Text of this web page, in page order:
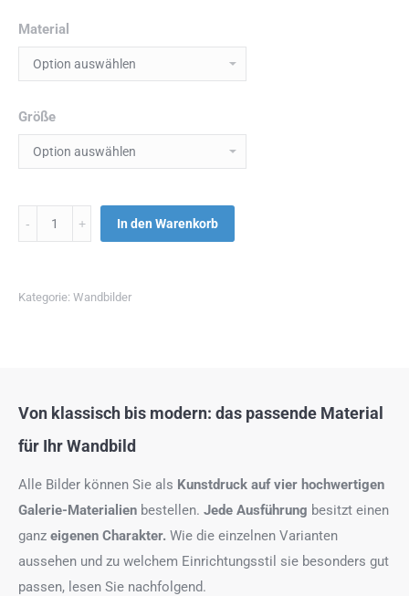
Material
Größe
Menge In den Warenkorb
Kategorie: Wandbilder
Von klassisch bis modern: das passende Material
für Ihr Wandbild
Alle Bilder können Sie als Kunstdruck auf vier hochwertigen
Galerie-Materialien bestellen. Jede Ausführung besitzt einen
ganz eigenen Charakter. Wie die einzelnen Varianten
aussehen und zu welchem Einrichtungsstil sie besonders gut
passen, lesen Sie nachfolgend.